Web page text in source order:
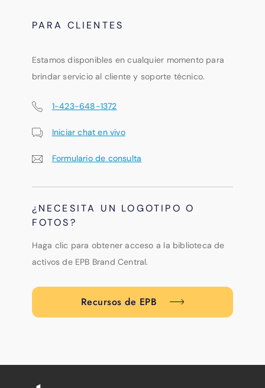
PARA CLIENTES
Estamos disponibles en cualquier momento para
brindar servicio al cliente y soporte técnico.
1-423-648-1372
Iniciar chat en vivo
Formulario de consulta
¿NECESITA UN LOGOTIPO O
FOTOS?
Haga clic para obtener acceso a la biblioteca de
activos de EPB Brand Central.
Recursos de EPB